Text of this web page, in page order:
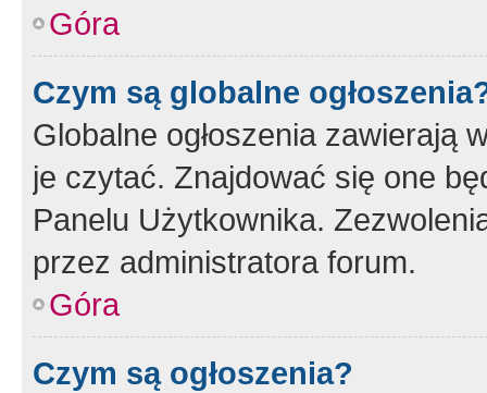
Góra
Czym są globalne
Globalne ogłoszenia zawierają
je czytać. Znajdować się one
Panelu Użytkownika.
przez administratora forum.
Góra
Czym są ogłoszenia?